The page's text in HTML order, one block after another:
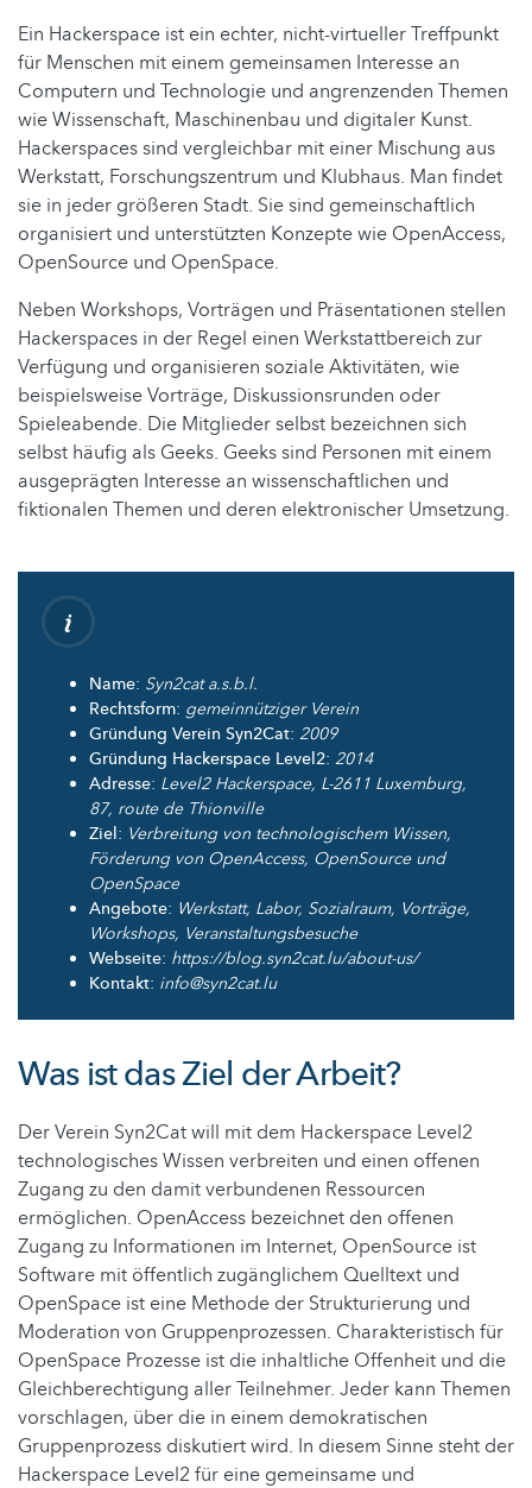
Ein Hackerspace ist ein echter, nicht-virtueller Treffpunkt
für Menschen mit einem gemeinsamen Interesse an
Computern und Technologie und angrenzenden Themen
wie Wissenschaft, Maschinenbau und digitaler Kunst.
Hackerspaces sind vergleichbar mit einer Mischung aus
Werkstatt, Forschungszentrum und Klubhaus. Man findet
sie in jeder größeren Stadt. Sie sind gemeinschaftlich
organisiert und unterstützten Konzepte wie OpenAccess,
OpenSource und OpenSpace.
Neben Workshops, Vorträgen und Präsentationen stellen
Hackerspaces in der Regel einen Werkstattbereich zur
Verfügung und organisieren soziale Aktivitäten, wie
beispielsweise Vorträge, Diskussionsrunden oder
Spieleabende. Die Mitglieder selbst bezeichnen sich
selbst häufig als Geeks. Geeks sind Personen mit einem
ausgeprägten Interesse an wissenschaftlichen und
fiktionalen Themen und deren elektronischer Umsetzung.
Name: Syn2cat a.s.b.l.
Rechtsform: gemeinnütziger Verein
Gründung Verein Syn2Cat: 2009
Gründung Hackerspace Level2: 2014
Adresse: Level2 Hackerspace, L-2611 Luxemburg,
87, route de Thionville
Ziel: Verbreitung von technologischem Wissen,
Förderung von OpenAccess, OpenSource und
OpenSpace
Angebote: Werkstatt, Labor, Sozialraum, Vorträge,
Workshops, Veranstaltungsbesuche
Webseite: https://blog.syn2cat.lu/about-us/
Kontakt: info@syn2cat.lu
Was ist das Ziel der Arbeit?
Der Verein Syn2Cat will mit dem Hackerspace Level2
technologisches Wissen verbreiten und einen offenen
Zugang zu den damit verbundenen Ressourcen
ermöglichen. OpenAccess bezeichnet den offenen
Zugang zu Informationen im Internet, OpenSource ist
Software mit öffentlich zugänglichem Quelltext und
OpenSpace ist eine Methode der Strukturierung und
Moderation von Gruppenprozessen. Charakteristisch für
OpenSpace Prozesse ist die inhaltliche Offenheit und die
Gleichberechtigung aller Teilnehmer. Jeder kann Themen
vorschlagen, über die in einem demokratischen
Gruppenprozess diskutiert wird. In diesem Sinne steht der
Hackerspace Level2 für eine gemeinsame und